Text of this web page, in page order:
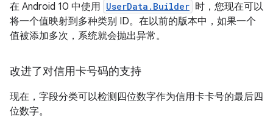
在 Android 10 中使用 UserData.Builder 时，您现在可以
将一个值映射到多种类别 ID。在以前的版本中，如果一个
值被添加多次，系统就会抛出异常。
改进了对信用卡号码的支持
现在，字段分类可以检测四位数字作为信用卡卡号的最后四
位数字。